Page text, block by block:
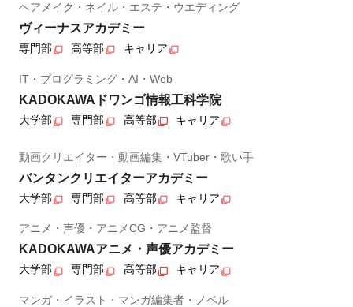
ヘアメイク・ネイル・エステ・ウエディング
ヴィーナスアカデミー
専門部 高等部 キャリア
IT・プログラミング・AI・Web
KADOKAWAドワンゴ情報工科学院
大学部 専門部 高等部 キャリア
動画クリエイター・動画編集・VTuber・歌い手
バンタンクリエイターアカデミー
大学部 専門部 高等部 キャリア
アニメ・声優・アニメCG・アニメ監督
KADOKAWAアニメ・声優アカデミー
大学部 専門部 高等部 キャリア
マンガ・イラスト・マンガ編集者・ノベル